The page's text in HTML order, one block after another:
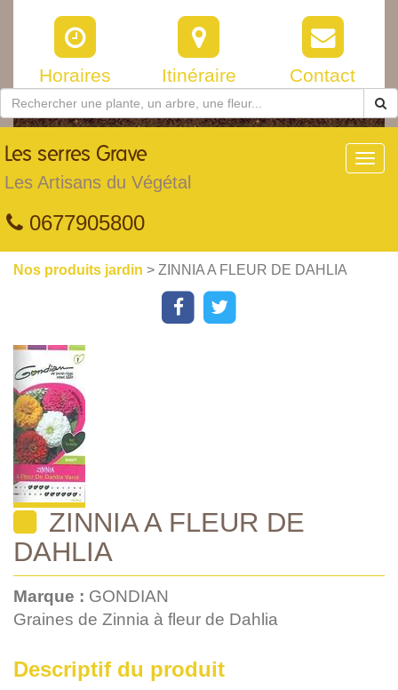
Horaires Itinéraire Contact
Les serres Grave
Les Artisans du Végétal
0677905800
Nos produits jardin > ZINNIA A FLEUR DE DAHLIA
ZINNIA A FLEUR DE
DAHLIA
Marque : GONDIAN
Graines de Zinnia à fleur de Dahlia
Descriptif du produit